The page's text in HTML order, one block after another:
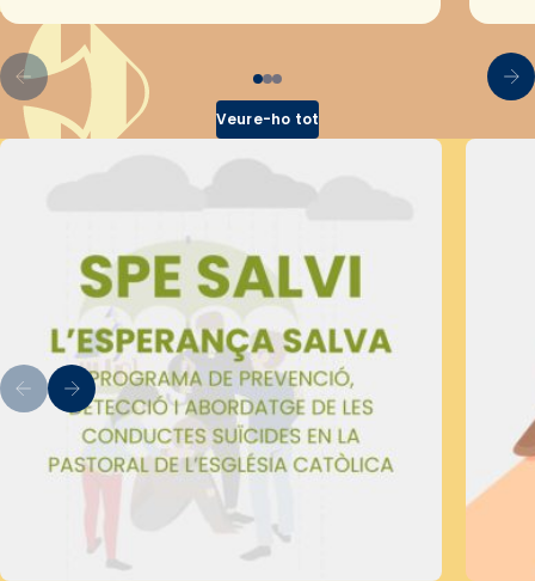
Veure-ho tot